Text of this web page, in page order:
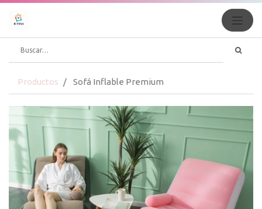
Productos Sofá Inflable Premium